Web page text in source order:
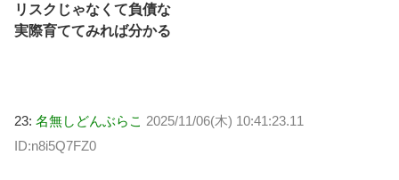
リスクじゃなくて負債な
実際育ててみれば分かる
23: 名無しどんぶらこ 2025/11/06(木) 10:41:23.11
ID:n8i5Q7FZ0